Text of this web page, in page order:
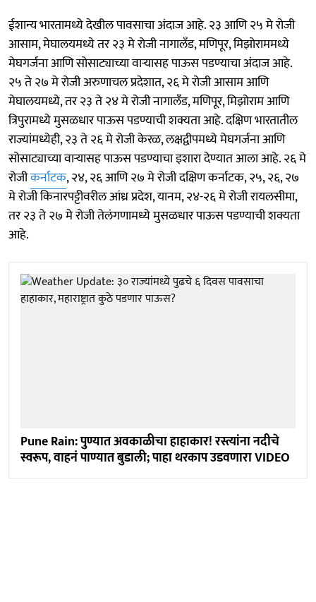
ईशान्य भारतामध्ये देखील पावसाचा अंदाज आहे. २३ आणि २५ मे रोजी
आसाम, मेघालयमध्ये तर २३ मे रोजी नागालँड, मणिपूर, मिझोराममध्ये
मेघगर्जना आणि सोसाट्याच्या वाऱ्यासह पाऊस पडण्याचा अंदाज आहे.
२५ ते २७ मे रोजी अरुणाचल प्रदेशात, २६ मे रोजी आसाम आणि
मेघालयमध्ये, तर २३ ते २४ मे रोजी नागालँड, मणिपूर, मिझोराम आणि
त्रिपुरामध्ये मुसळधार पाऊस पडण्याची शक्यता आहे. दक्षिण भारतातील
राज्यांमध्येही, २३ ते २६ मे रोजी केरळ, लक्षद्वीपमध्ये मेघगर्जना आणि
सोसाट्याच्या वाऱ्यासह पाऊस पडण्याचा इशारा देण्यात आला आहे. २६ मे
रोजीकर्नाटक, २४, २६ आणि २७ मे रोजी दक्षिण कर्नाटक, २५, २६, २७
मे रोजी किनारपट्टीवरील आंध्र प्रदेश, यानम, २४-२६ मे रोजी रायलसीमा,
तर २३ ते २७ मे रोजी तेलंगणामध्ये मुसळधार पाऊस पडण्याची शक्यता
आहे.
Pune Rain: पुण्यात अवकाळीचा हाहाकार! रस्त्यांना नदीचे
स्वरूप, वाहनं पाण्यात बुडाली; पाहा थरकाप उडवणारा VIDEO